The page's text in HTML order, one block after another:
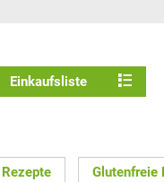
Einkaufsliste
Glutenfreie